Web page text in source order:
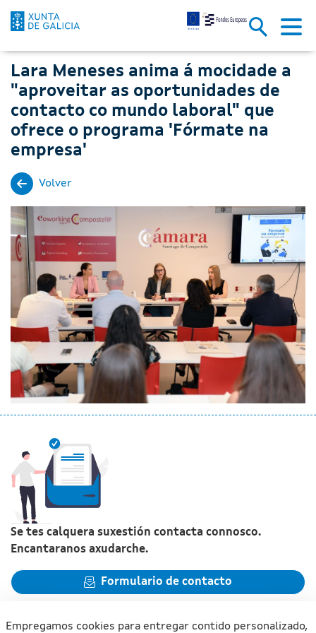
Lara Meneses anima á
Skip to Main Content
Lara Meneses anima á mocidade a
"aproveitar as oportunidades de
contacto co mundo laboral" que
ofrece o programa 'Fórmate na
empresa'
Volver
Se tes calquera suxestión contacta connosco.
Encantaranos axudarche.
Formulario de contacto
Empregamos cookies para entregar contido personalizado,